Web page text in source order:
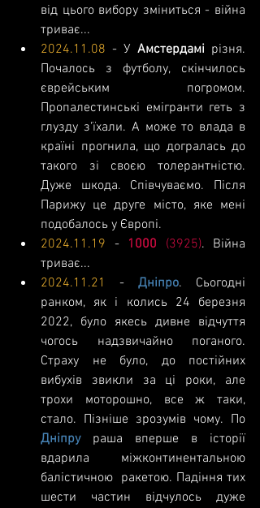
від цього вибору зміниться - війна
триває...
2024.11.08 - У Амстердамі різня.
Почалось з футболу, скінчилось
єврейським погромом.
Пропалестинські емігранти геть з
глузду з'їхали. А може то влада в
країні прогнила, що догралась до
такого зі своєю толерантністю.
Дуже шкода. Співчуваємо. Після
Парижу це друге місто, яке мені
подобалось у Європі.
2024.11.19 - 1000 (3925). Війна
триває...
2024.11.21
- Дніпро. Сьогодні
ранком, як і колись 24 березня
2022, було якесь дивне відчуття
чогось надзвичайно поганого.
Страху не було, до постійних
вибухів звикли за ці роки, але
трохи моторошно, все ж таки,
Дніпру раша вперше в історії
вдарила міжконтинентальною
балістичною  ракетою. Падіння тих
шести частин відчулось дуже